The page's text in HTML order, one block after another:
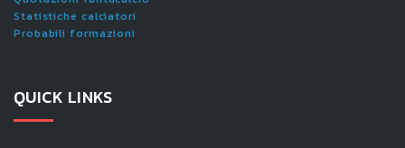
Statistiche calciatori
Probabili formazioni
QUICK LINKS